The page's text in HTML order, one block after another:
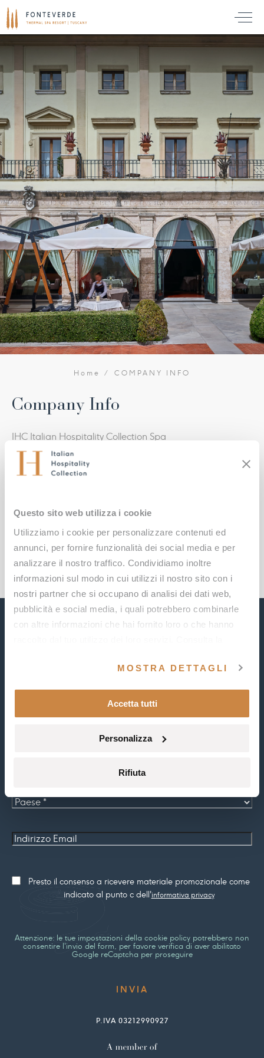
Questo sito web utilizza i cookie
Utilizziamo i cookie per personalizzare contenuti ed
annunci, per fornire funzionalità dei social media e per
analizzare il nostro traffico. Condividiamo inoltre
informazioni sul modo in cui utilizzi il nostro sito con i
nostri partner che si occupano di analisi dei dati web,
pubblicità e social media, i quali potrebbero combinarle
con altre informazioni che hai fornito loro o che hanno
MOSTRA DETTAGLI
Accetta tutti
Personalizza
Rifiuta
Home COMPANY INFO
Company Info
IHC Italian Hospitality Collection Spa
Subject to the direction and coordination of
ITA Hotel Investments Holdco 2 S.à r.l.
Capitale sociale € 1.068.045 i.v. | Iscrizione R. I. di Milano
C.F. e P.IVA 03212990927
Tel. +39 02 842 40143
info@ihchotels.it
qui, iscriviti alla nostra
newsletter
Paese
Indirizzo
Consenso
marketingPresto il consenso a ricevere materiale promozionale come
indicato al punto c dell'informativa privacy
Attenzione: le tue impostazioni della cookie policy potrebbero non
consentire l'invio del form, per favore verifica di aver abilitato
Google reCaptcha per proseguire
P.IVA 03212990927